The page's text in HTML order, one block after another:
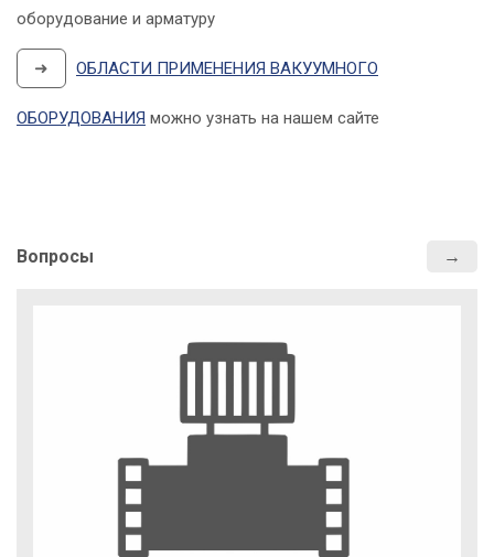
оборудование и арматуру
➜ ОБЛАСТИ ПРИМЕНЕНИЯ ВАКУУМНОГО
ОБОРУДОВАНИЯ можно узнать на нашем сайте
Вопросы